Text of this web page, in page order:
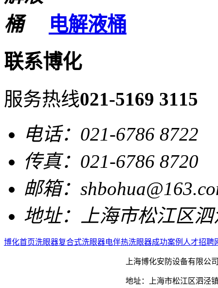
电解液桶
联系博化
服务热线021-5169 3115
电话：021-6786 8722
传真：021-6786 8720
邮箱：
地址： 上海市松江区
博化首页洗眼器复合式洗眼器电伴热洗眼器成功案例 人才招聘
上海博化安防设备有限公
地址：上海市松江区泗泾